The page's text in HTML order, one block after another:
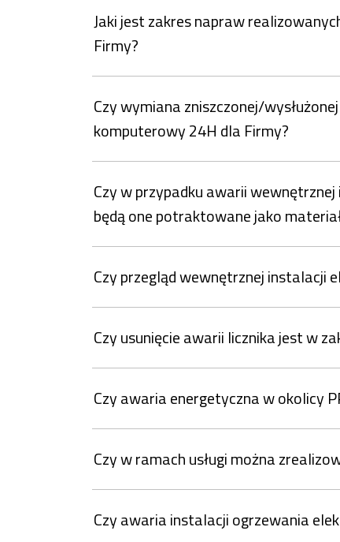
Jaki jest zakres napraw
Firmy?
Czy wymiana zniszczonej/
komputerowy 24H dla Firmy?
Czy w przypadku awarii
będą one potraktowane jako
Czy przegląd wewnętrznej instalacji
Czy usunięcie awarii licznika jest w
Czy awaria energetyczna w okolicy
Czy w ramach usługi można
Czy awaria instalacji ogrzewania